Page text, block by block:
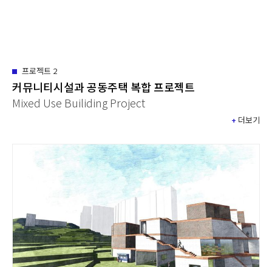
프로젝트 2
커뮤니티시설과 공동주택 복합 프로젝트
Mixed Use Builiding Project
+ 더보기